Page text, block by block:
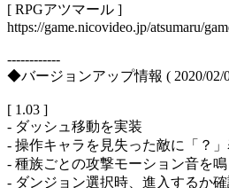
[ RPGアツマール ]
https://game.nicovideo.jp/atsumaru/
------------
◆バージョンアップ情報 ( 2020/02/
[ 1.03 ]
- ダッシュ移動を実装
- 操作キャラを見失った敵に「？
- 種族ごとの攻撃モーション音を
- ダンジョン選択時、進入するか